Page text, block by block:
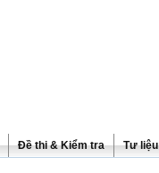
Đề thi & Kiểm tra Tư liệu